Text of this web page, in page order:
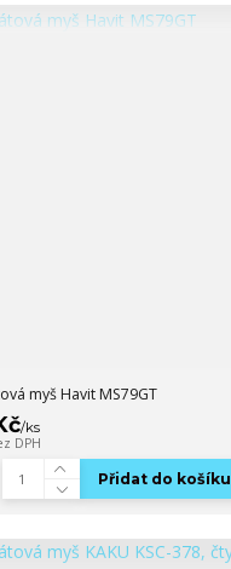
myš Havit MS79GT
/ks
DPH
Přidat do košíku